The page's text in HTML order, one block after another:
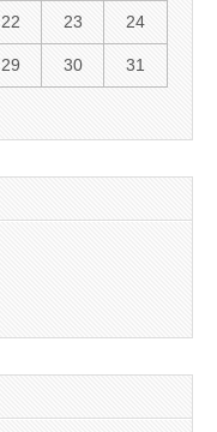
22 23 24
29 30
31